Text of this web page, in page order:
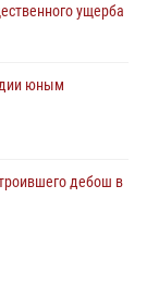
ущерба
юным
дебош в